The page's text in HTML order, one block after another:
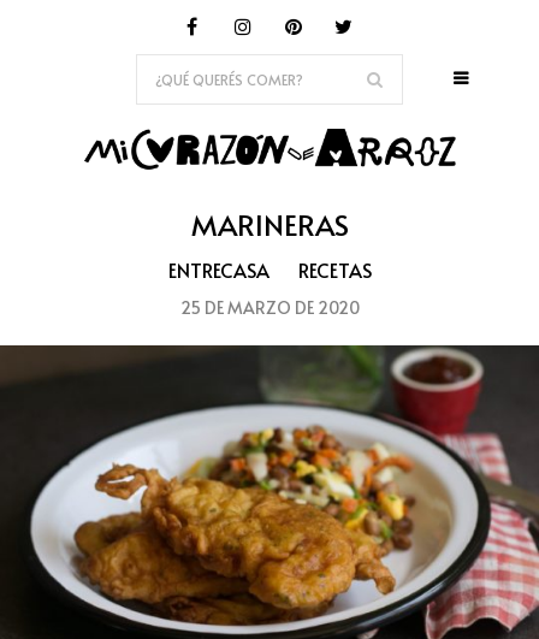
MARINERAS
ENTRECASA RECETAS
25 DE MARZO DE 2020